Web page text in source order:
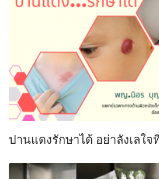
ปานแดงรักษาได้ อย่าลังเลใ